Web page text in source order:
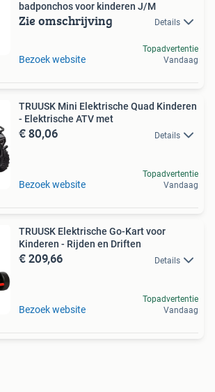
badponchos voor kinderen J/M
Zie omschrijving Details
Bezoek website
Topadvertentie
Vandaag
TRUUSK Mini Elektrische Quad Kinderen
- Elektrische ATV met
€ 80,06 Details
Bezoek website
Topadvertentie
Vandaag
TRUUSK Elektrische Go-Kart voor
Kinderen - Rijden en Driften
€ 209,66 Details
Bezoek website
Topadvertentie
Vandaag